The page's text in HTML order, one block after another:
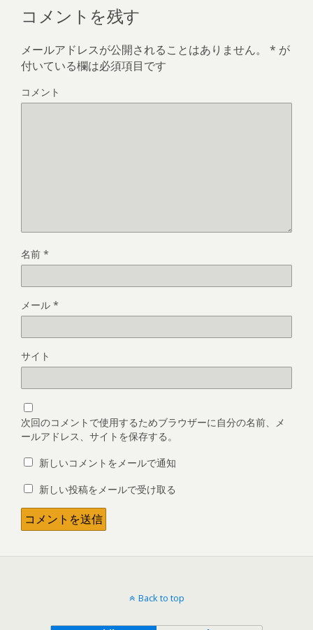
コメントを残す
メールアドレスが公開されることはありません。 * が
付いている欄は必須項目です
コメント
名前 *
メール *
サイト
次回のコメントで使用するためブラウザーに自分の名前、メ
ールアドレス、サイトを保存する。
新しいコメントをメールで通知
新しい投稿をメールで受け取る
Back to top